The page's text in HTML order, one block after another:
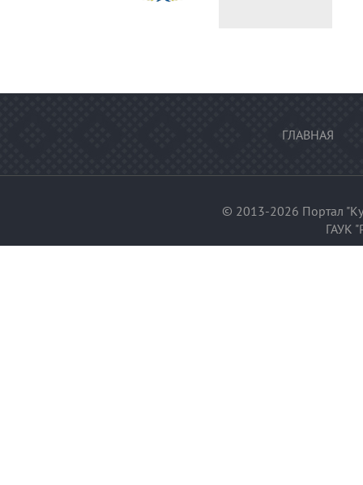
ГЛАВНАЯ
© 2013-2026 Портал
ГАУК